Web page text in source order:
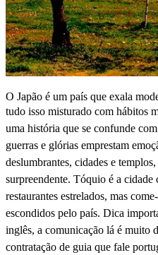
O Japão é um país que exala
tudo isso misturado com hábitos
uma história que se confunde
guerras e glórias emprestam
deslumbrantes, cidades e
surpreendente. Tóquio é a
restaurantes estrelados, mas
escondidos pelo país. Dica
inglês, a comunicação lá é muito
contratação de guia que fale